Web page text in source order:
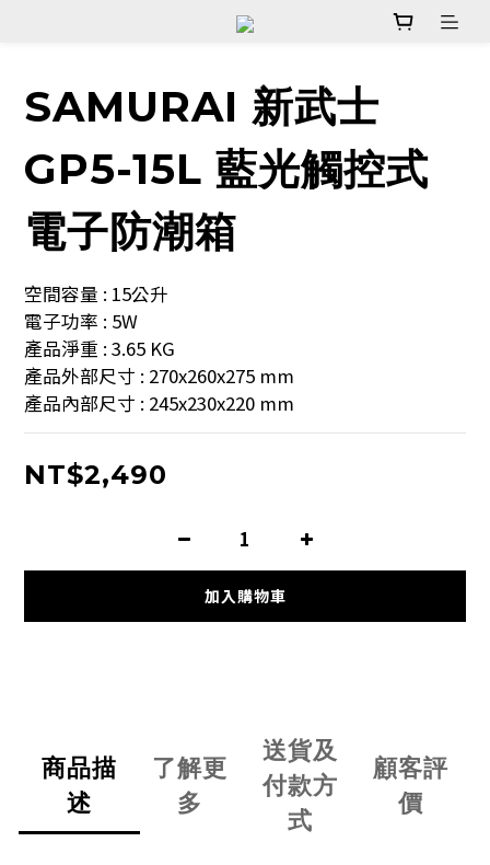
SAMURAI 新武士
GP5-15L 藍光觸控式
電子防潮箱
空間容量 : 15公升
電子功率 : 5W
產品淨重 : 3.65 KG
產品外部尺寸 : 270x260x275 mm
產品內部尺寸 : 245x230x220 mm
NT$2,490
加入購物車
商品描
述
了解更
多
送貨及
付款方
式
顧客評
價